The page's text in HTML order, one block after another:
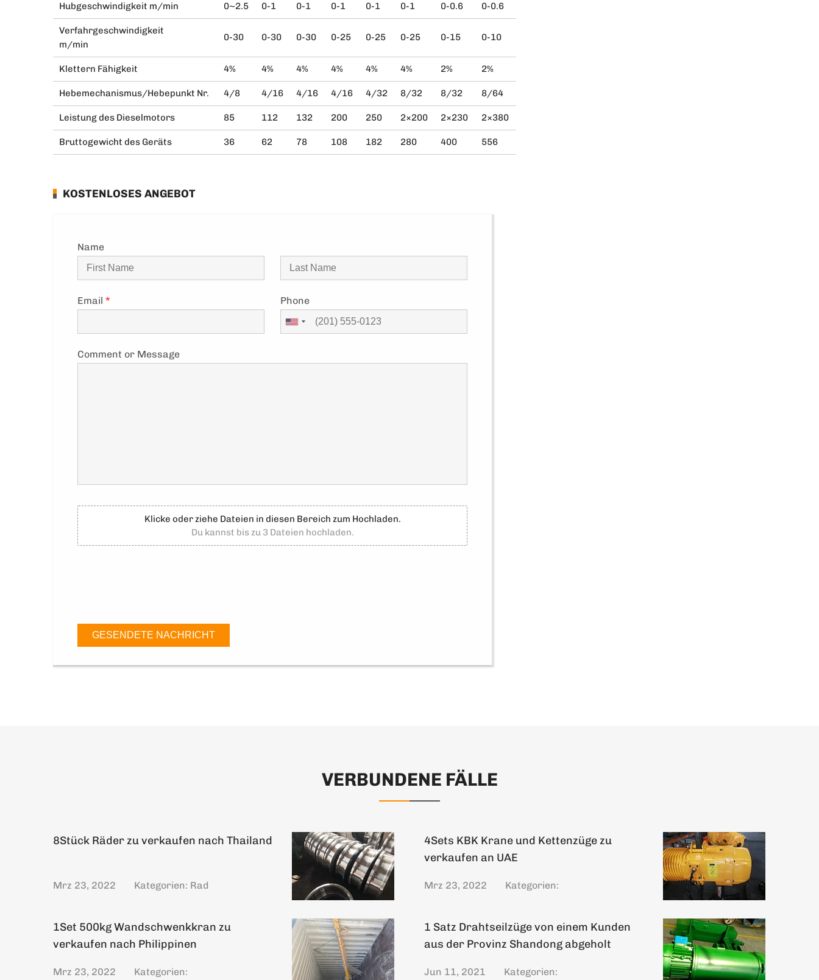
Hubgeschwindigkeit m/min 0~2.5 0-1 0-1 0-1 0-1 0-1 0-0.6 0-0.6
Verfahrgeschwindigkeit
m/min
0-30 0-30 0-30 0-25 0-25 0-25 0-15 0-10
Klettern Fähigkeit 4% 4% 4% 4% 4% 4% 2% 2%
Hebemechanismus/Hebepunkt Nr. 4/8 4/16 4/16 4/16 4/32 8/32 8/32 8/64
Leistung des Dieselmotors 85 112 132 200 250 2×200 2×230 2×380
Bruttogewicht des Geräts 36 62 78 108 182 280 400 556
KOSTENLOSES ANGEBOT
Name
Email * Phone
Comment or Message
Klicke oder ziehe Dateien in diesen Bereich zum Hochladen.
Du kannst bis zu 3 Dateien hochladen.
GESENDETE NACHRICHT
VERBUNDENE FÄLLE
8Stück Räder zu verkaufen nach Thailand
Mrz 23, 2022 Kategorien: Rad
4Sets KBK Krane und Kettenzüge zu
verkaufen an UAE
Mrz 23, 2022 Kategorien:
1Set 500kg Wandschwenkkran zu
verkaufen nach Philippinen
Mrz 23, 2022 Kategorien:
1 Satz Drahtseilzüge von einem Kunden
aus der Provinz Shandong abgeholt
Jun 11, 2021 Kategorien: